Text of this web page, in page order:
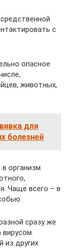
с
опасное
животных,
для
болезней
организм
Чаще всего – в
сразу же
из других